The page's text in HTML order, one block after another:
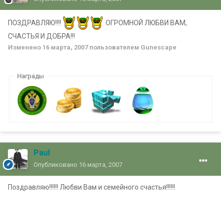
ПОЗДРАВЛЯЮ!!!!
ОГРОМНОЙ ЛЮБВИ ВАМ,
СЧАСТЬЯ И ДОБРА!!!
Изменено 16 марта, 2007пользователем Gunescape
Награды
Paul
Опубликовано 16 марта, 2007
Поздравляю!!!!!! Любви Вам и семейного счастья!!!!!!